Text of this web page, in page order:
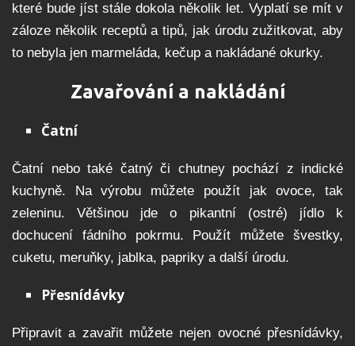
které bude jíst stále dokola několik let. Vyplatí se mít v
záloze několik receptů a tipů, jak úrodu zužitkovat, aby
to nebyla jen marmeláda, kečup a nakládané okurky.
Zavařování a nakládání
Čatní
Čatní nebo také čatný či chutney pochází z indické
kuchyně. Na výrobu můžete použít jak ovoce, tak
zeleninu. Většinou jde o pikantní (ostré) jídlo k
dochucení fádního pokrmu. Použít můžete švestky,
cuketu, meruňky, jablka, papriky a další úrodu.
Přesnídávky
Připravit a zavařit můžete nejen ovocné přesnídávky,